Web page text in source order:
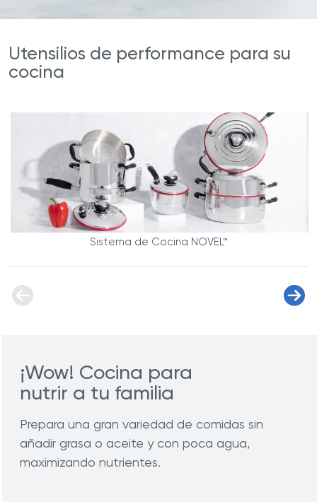
Utensilios de performance para su
cocina
Sistema de Cocina NOVEL™
¡Wow! Cocina para
nutrir a tu familia
Prepara una gran variedad de comidas sin
añadir grasa o aceite y con poca agua,
maximizando nutrientes.